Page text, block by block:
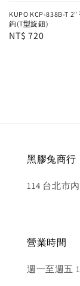
KUPO KCP-838B-T
鉤(T型旋鈕)
Regular
NT$ 720
黑膠兔商行
114 台北市
營業時間
週一至週五